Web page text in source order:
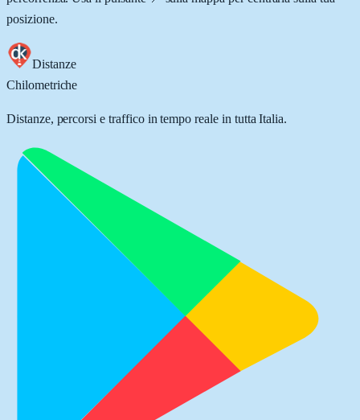
posizione.
Distanze
Chilometriche
Distanze, percorsi e traffico in tempo reale in tutta Italia.